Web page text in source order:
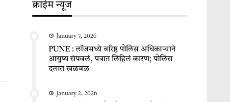
क्राईम न्यूज
January 7, 2026
PUNE : लॉजमध्ये वरिष्ठ पोलिस अधिकाऱ्याने
आयुष्य संपवलं, पत्रात लिहिलं कारण; पोलिस
दलात खळबळ
January 2, 2026